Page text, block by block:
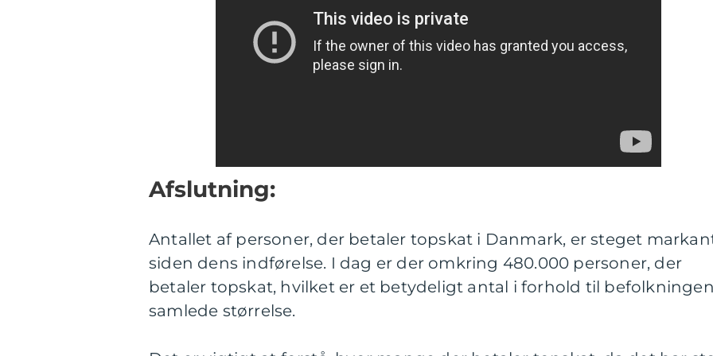
Afslutning:
Antallet af personer, der betaler topskat i Danmark, er steget
siden dens indførelse. I dag er der omkring 480.000 personer, der
betaler topskat, hvilket er et betydeligt antal i forhold til
samlede størrelse.